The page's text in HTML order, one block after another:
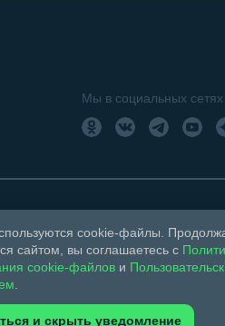
Мы в социальных сетях
о регистрации СМИ ЭЛ № ФС 77 –
правах.
cookie-файлы.
сайтом, вы соглашаетесь с
cookie-файлов и
и скрыть уведомление